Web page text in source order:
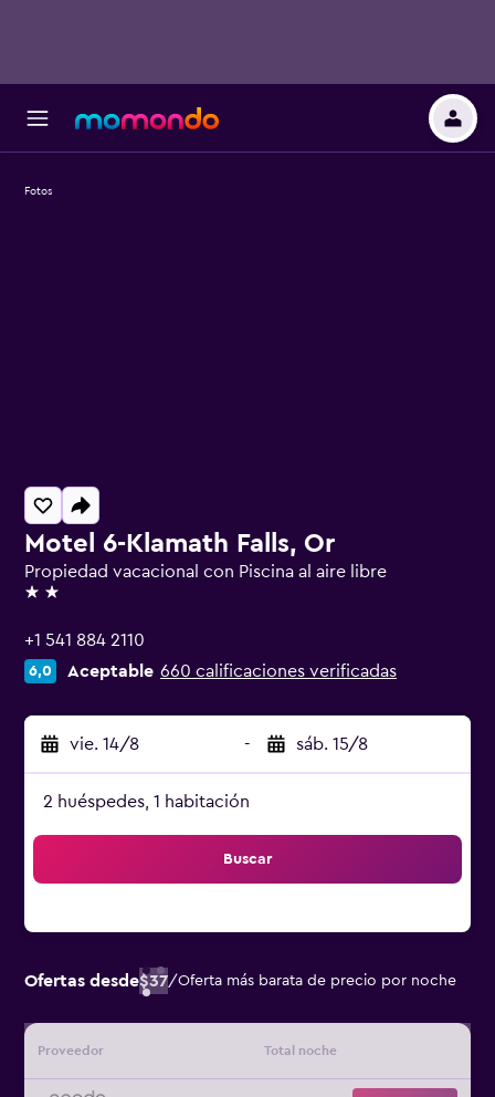
Motel 6-Klamath Falls, Or
Propiedad vacacional con Piscina al aire libre
2 estrellas
+1 541 884 2110
6,0 Aceptable 660 calificaciones verificadas
vie. 14/8 - sáb. 15/8
2 huéspedes, 1 habitación
Buscar
Ofertas desde$37/Oferta más barata de precio por noche
Proveedor Total noche
Fotos